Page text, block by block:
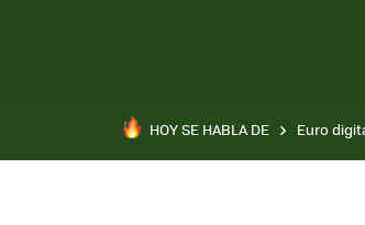
HOY SE HABLA DE Euro
Pixel 10a